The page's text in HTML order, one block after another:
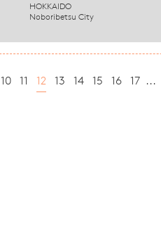
HOKKAIDO
Noboribetsu City
10 11 12 13 14 15 16 17 ...